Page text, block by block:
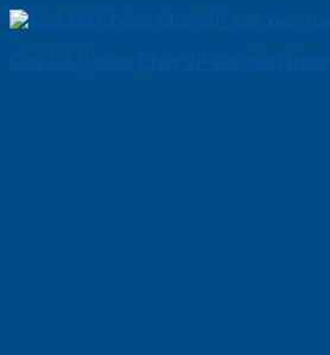
Cửa Gỗ Chống Cháy 2P son xam trang